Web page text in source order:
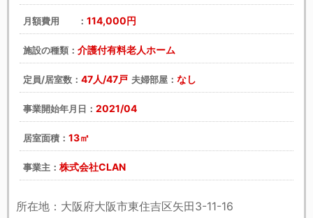
月額費用 ： 114,000円
施設の種類： 介護付有料老人ホーム
定員/居室数： 47人/47戸 夫婦部屋： なし
事業開始年月日： 2021/04
居室面積： 13㎡
事業主： 株式会社CLAN
所在地：大阪府大阪市東住吉区矢田3-11-16